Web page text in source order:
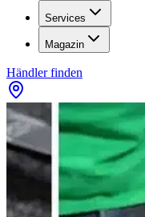
Services
Magazin
Händler finden